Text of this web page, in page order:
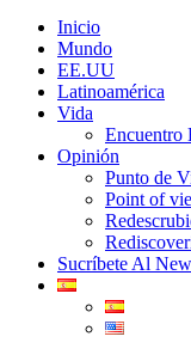
Inicio
Mundo
EE.UU
Latinoamérica
Vida
Encuentro
Opinión
Punto de
Point of
Sucríbete Al